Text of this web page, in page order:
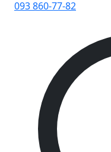
093 860-77-82